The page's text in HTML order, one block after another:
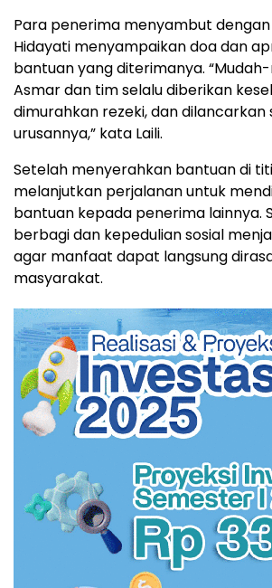
Para penerima menyambut dengan
Hidayati menyampaikan doa dan
bantuan yang diterimanya.
Asmar dan tim selalu diberikan
dimurahkan rezeki, dan dilancarkan
urusannya,” kata Laili.
Setelah menyerahkan bantuan di
melanjutkan perjalanan untuk
bantuan kepada penerima lainnya.
berbagi dan kepedulian sosial
agar manfaat dapat langsung
masyarakat.